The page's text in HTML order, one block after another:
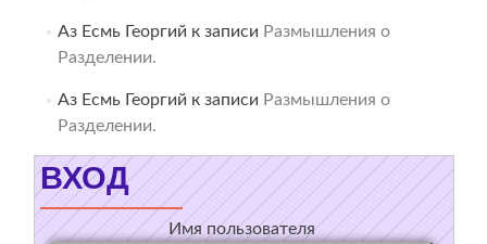
Аз Есмь Георгий к записи Размышления о
Разделении.
Аз Есмь Георгий к записи Размышления о
Разделении.
ВХОД
Имя пользователя